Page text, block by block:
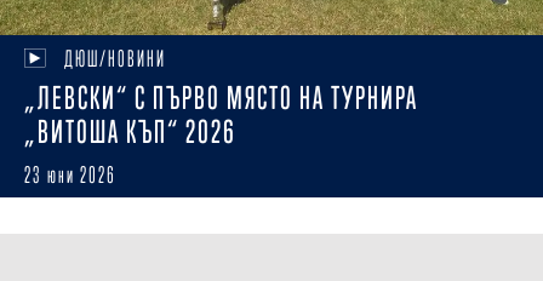
ДЮШ/НОВИНИ
„ЛЕВСКИ“ С ПЪРВО МЯСТО НА ТУРНИРА
„ВИТОША КЪП“ 2026
23 юни 2026